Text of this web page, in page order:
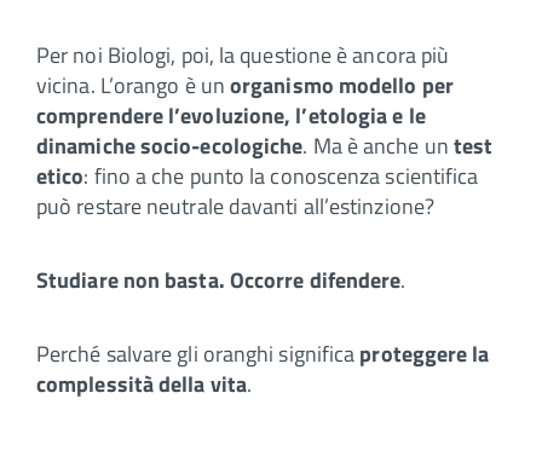
Per noi Biologi, poi, la questione è ancora più
vicina. L’orango è unorganismo modello per
comprendere l’evoluzione, l’etologia e le
dinamiche socio-ecologiche. Ma è anche untest
etico: fino a che punto la conoscenza scientifica
può restare neutrale davanti all’estinzione?
Studiare non basta. Occorredifendere.
Perché salvare gli oranghi significaproteggere la
complessità della vita.